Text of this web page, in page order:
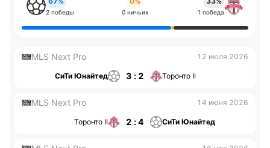
2 победы 0 ничьих 1 победа
MLS Next Pro 12 июля 2026
СиТи Юнайтед 3 : 2 Торонто II
MLS Next Pro 14 июня 2026
Торонто II 2 : 4 СиТи Юнайтед